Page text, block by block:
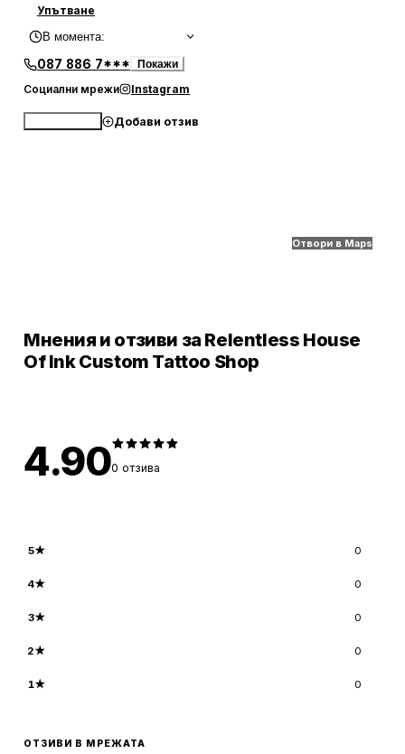
професионализмът и доброто настроение вървят ръка
за ръка, а клиентите се чувстват комфортно и уверени в
избора си.
Упътване
В момента:
087 886 7*** Покажи
Социални мрежи Instagram
Добави отзив
Отвори в Maps
Мнения и отзиви за Relentless House
Of Ink Custom Tattoo Shop
4.900 отзива
5★ 0
4★ 0
3★ 0
2★ 0
1★ 0
ОТЗИВИ В МРЕЖАТА